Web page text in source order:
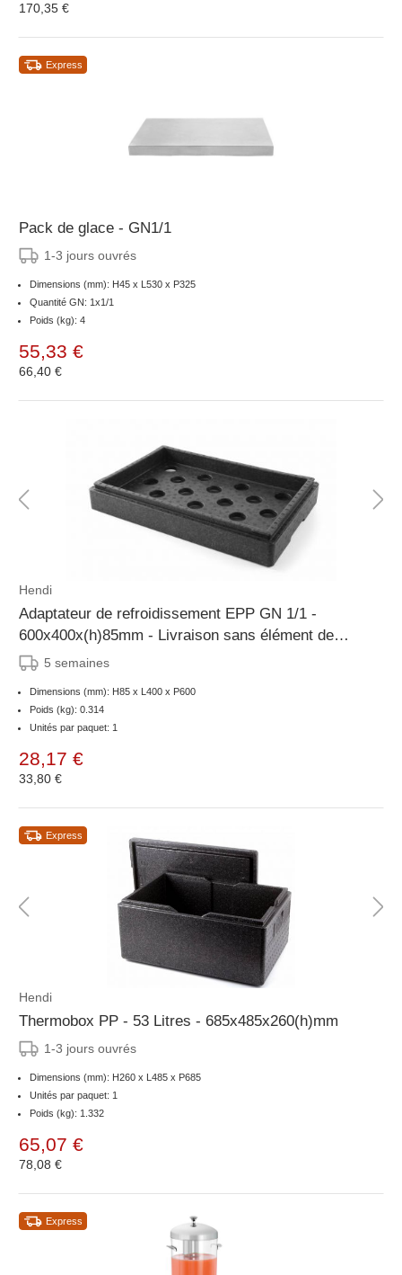
170,35 €
Express
Pack de glace - GN1/1
1-3 jours ouvrés
Dimensions (mm): H45 x L530 x P325
Quantité GN: 1x1/1
Poids (kg): 4
55,33 €
66,40 €
Hendi
Adaptateur de refroidissement EPP GN 1/1 -
600x400x(h)85mm - Livraison sans élément de
refroidissement
5 semaines
Dimensions (mm): H85 x L400 x P600
Poids (kg): 0.314
Unités par paquet: 1
28,17 €
33,80 €
Express
Hendi
Thermobox PP - 53 Litres - 685x485x260(h)mm
1-3 jours ouvrés
Dimensions (mm): H260 x L485 x P685
Unités par paquet: 1
Poids (kg): 1.332
65,07 €
78,08 €
Express